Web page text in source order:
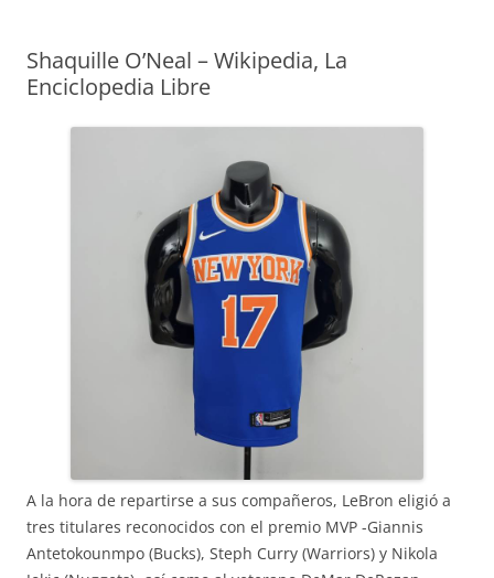
Shaquille O’Neal – Wikipedia, La
Enciclopedia Libre
A la hora de repartirse a sus compañeros, LeBron eligió a
tres titulares reconocidos con el premio MVP -Giannis
Antetokounmpo (Bucks), Steph Curry (Warriors) y Nikola